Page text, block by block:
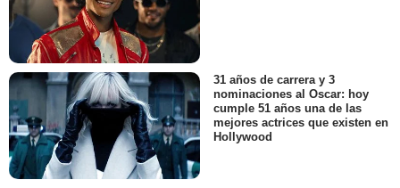
31 años de carrera y 3
nominaciones al Oscar: hoy
cumple 51 años una de las
mejores actrices que existen en
Hollywood